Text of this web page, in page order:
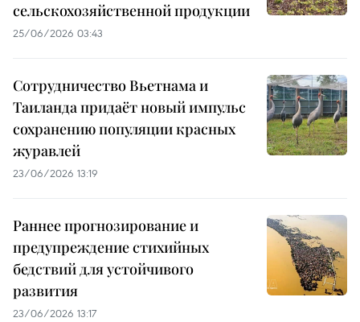
сельскохозяйственной продукции
25/06/2026 03:43
Сотрудничество Вьетнама и
Таиланда придаёт новый импульс
сохранению популяции красных
журавлей
23/06/2026 13:19
Раннее прогнозирование и
предупреждение стихийных
бедствий для устойчивого
развития
23/06/2026 13:17